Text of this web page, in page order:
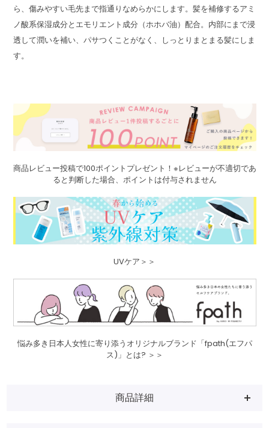
ら、傷みやすい毛先まで指通りなめらかにします。髪を補修するアミ
ノ酸系保湿成分とエモリエント成分（ホホバ油）配合。内部にまで浸
透して潤いを補い、パサつくことがなく、しっとりまとまる髪にしま
す。
商品レビュー投稿で100ポイントプレゼント！※レビューが不適切であ
ると判断した場合、ポイントは付与されません
UVケア＞＞
悩み多き日本人女性に寄り添うオリジナルブランド「fpath(エフパ
ス)」とは? ＞＞
商品詳細